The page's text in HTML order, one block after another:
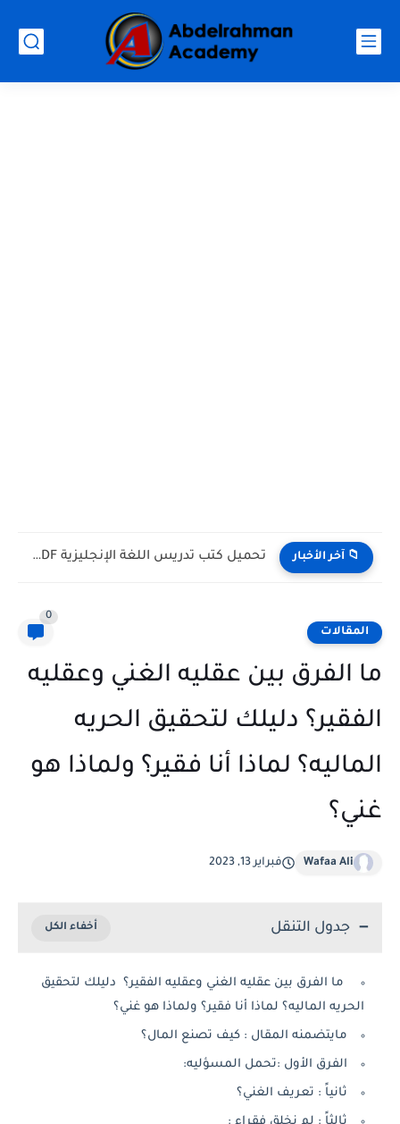
📁 آخر الأخبار تحميل كتب تدريس اللغة الإنجليزية PDF مجانا | TESOL وTEFL
المقالات
0
ما الفرق بين عقليه الغني وعقليه
الفقير؟ دليلك لتحقيق الحريه
الماليه؟ لماذا أنا فقير؟ ولماذا هو
غني؟
Wafaa Ali فبراير 13, 2023
جدول التنقل
ما الفرق بين عقليه الغني وعقليه الفقير؟ دليلك لتحقيق
الحريه الماليه؟ لماذا أنا فقير؟ ولماذا هو غني؟
مايتضمنه المقال : كيف تصنع المال؟
الفرق الأول :تحمل المسؤليه:
ثانياً : تعريف الغني؟